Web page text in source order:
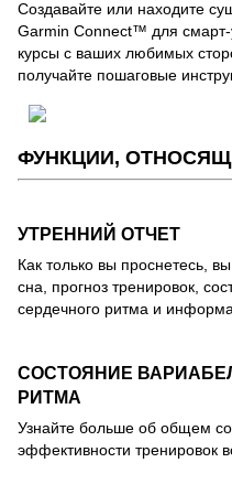
Создавайте или находите
Garmin Connect™ для смарт-
курсы с ваших любимых
получайте пошаговые
ФУНКЦИИ,
УТРЕННИЙ ОТЧЕТ
Как только вы проснетесь,
сна, прогноз тренировок,
сердечного ритма и
СОСТОЯНИЕ
РИТМА
Узнайте больше об общем
эффективности тренировок